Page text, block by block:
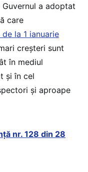
a adoptat
care
la 1 ianuarie
creșteri sunt
în mediul
și în cel
și aproape
nr. 128 din 28